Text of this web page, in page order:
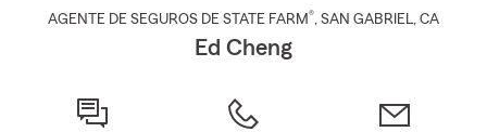
AGENTE DE SEGUROS DE STATE FARM®, SAN GABRIEL, CA
Ed Cheng